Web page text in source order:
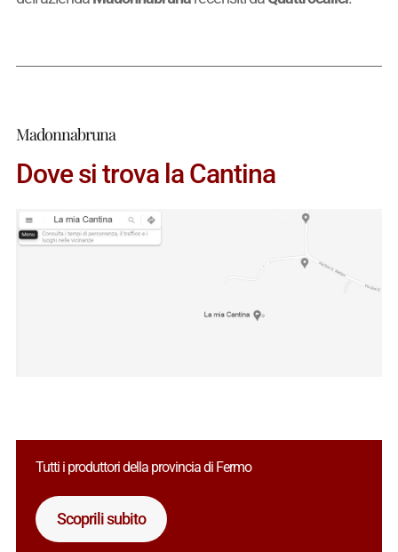
Madonnabruna
Dove si trova la Cantina
Tutti i produttori della provincia di Fermo
Scoprili subito